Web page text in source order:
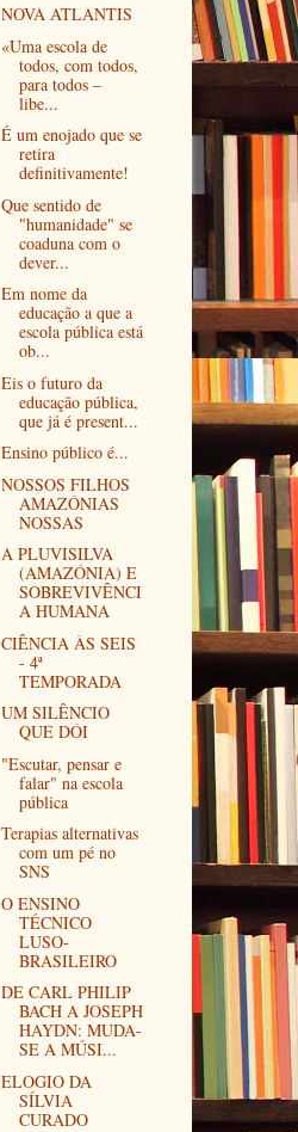
NOVA ATLANTIS
«Uma escola de
todos, com todos,
para todos –
libe...
É um enojado que se
retira
definitivamente!
Que sentido de
"humanidade" se
coaduna com o
dever...
Em nome da
educação a que a
escola pública está
ob...
Eis o futuro da
educação pública,
que já é present...
Ensino público é...
NOSSOS FILHOS
AMAZÓNIAS
NOSSAS
A PLUVISILVA
(AMAZÓNIA) E
SOBREVIVÊNCI
A HUMANA
CIÊNCIA ÀS SEIS
- 4ª
TEMPORADA
UM SILÊNCIO
QUE DÓI
"Escutar, pensar e
falar" na escola
pública
Terapias alternativas
com um pé no
SNS
O ENSINO
TÉCNICO
LUSO-
BRASILEIRO
DE CARL PHILIP
BACH A JOSEPH
HAYDN: MUDA-
SE A MÚSI...
ELOGIO DA
SÍLVIA
CURADO